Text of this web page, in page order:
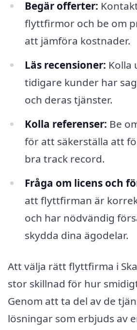
Begär offerter:
flyttfirmor och be om
att jämföra kostnader.
Läs recensioner: Kolla
tidigare kunder har
och deras tjänster.
Kolla referenser: Be
för att säkerställa att
bra track record.
Fråga om licens och
att flyttfirman är
och har nödvändig
skydda dina ägodelar.
Att välja rätt flyttfirma i
stor skillnad för hur
Genom att ta del av de
lösningar som erbjuds av